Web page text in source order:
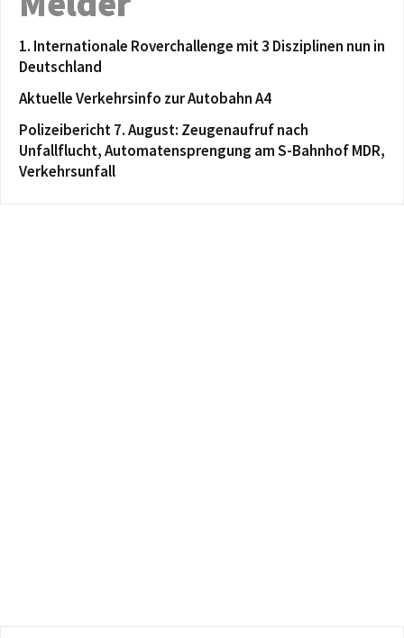
1. Internationale Roverchallenge mit 3 Disziplinen nun in
Deutschland
Aktuelle Verkehrsinfo zur Autobahn A4
Polizeibericht 7. August: Zeugenaufruf nach
Unfallflucht, Automatensprengung am S-Bahnhof MDR,
Verkehrsunfall